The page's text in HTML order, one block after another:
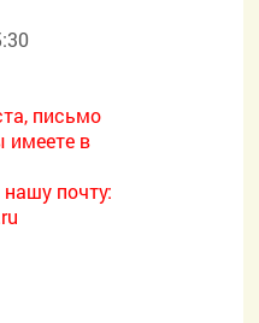
письмо
имеете в
почту: